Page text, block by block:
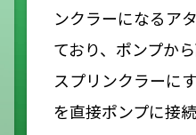
ンクラーになるア
ており、ポンプか
スプリンクラーに
を直接ポンプに接